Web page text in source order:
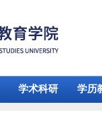
学术科研 学历